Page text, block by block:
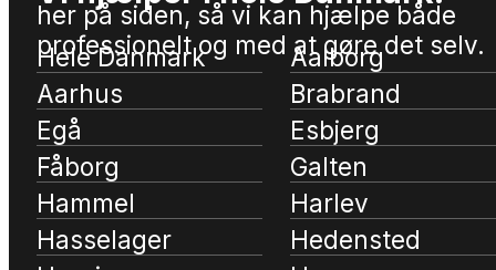
her på siden, så vi kan hjælpe både
professionelt og med at gøre det selv.
Hele Danmark
Aalborg
Aarhus
Brabrand
Egå
Esbjerg
Fåborg
Galten
Hammel
Harlev
Hasselager
Hedensted